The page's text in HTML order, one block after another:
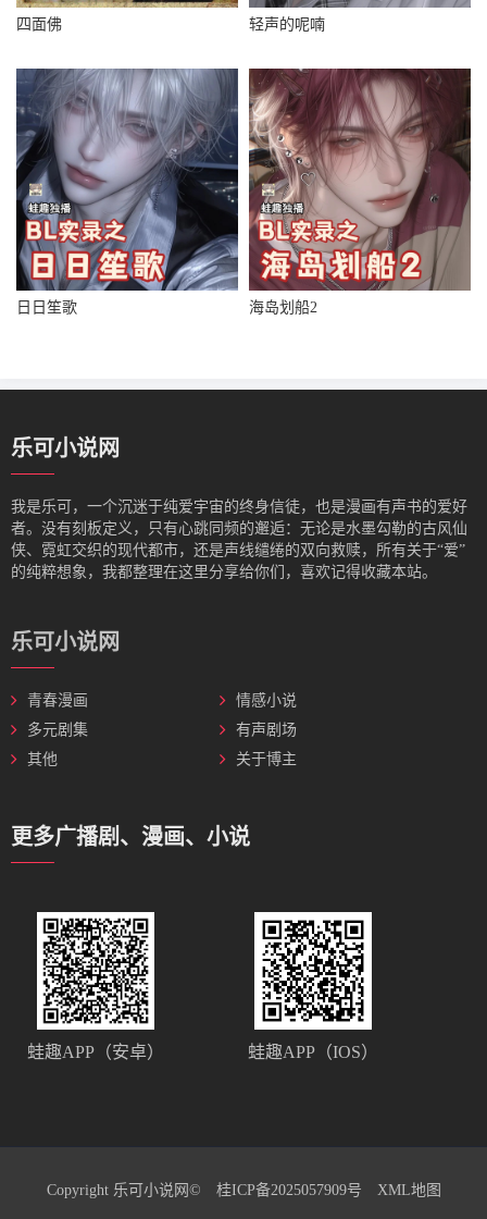
四面佛 轻声的呢喃
日日笙歌 海岛划船2
乐可小说网
我是‌乐可，一个沉迷于纯爱宇宙的终身信徒，也是漫画有声书的爱好
者。没有刻板定义，只有心跳同频的邂逅：无论是水墨勾勒的古风仙
侠、霓虹交织的现代都市，还是声线缱绻的双向救赎，所有关于“爱”
的纯粹想象，我都整理在这里分享给你们，喜欢记得收藏本站。
乐可小说网
青春漫画
情感小说
多元剧集
有声剧场
其他
关于博主
更多广播剧、漫画、小说
蛙趣APP（安卓） 蛙趣APP（IOS）
Copyright 乐可小说网© 桂ICP备2025057909号 XML地图